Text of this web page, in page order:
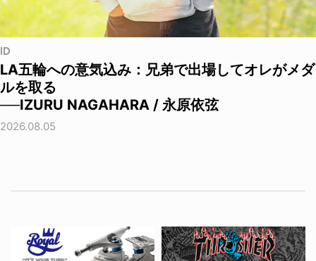
ID
LA五輪への意気込み：兄弟で出場してオレがメダ
ルを取る
──IZURU NAGAHARA / 永原依弦
2026.08.05